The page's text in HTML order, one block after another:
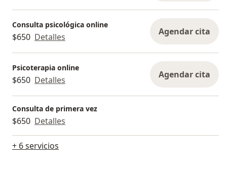
Consulta psicológica online
$650 Detalles Agendar cita
Psicoterapia online
$650 Detalles Agendar cita
Consulta de primera vez
$650 Detalles
+ 6 servicios